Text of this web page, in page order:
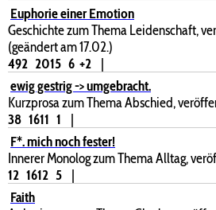
Euphorie einer Emotion
Geschichte zum Thema Leidenschaft,
(geändert am 17.02.)
492 2015 6 +2
|
ewig gestrig -> umgebracht.
Kurzprosa zum Thema Abschied,
38 1611 1
|
F*. mich noch fester!
Innerer Monolog zum Thema Alltag,
12 1612 5
|
Faith